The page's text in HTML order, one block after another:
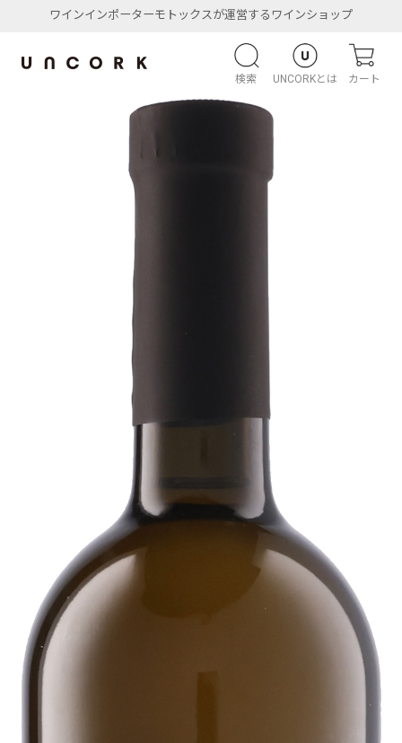
ワインインポーターモトックスが運営するワインショップ
検索 UNCORKとは カート